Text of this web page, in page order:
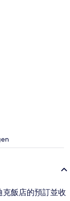
飯店的預訂並收